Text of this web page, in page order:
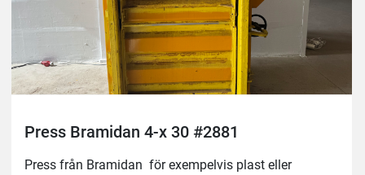
Press Bramidan 4-x 30 #2881
Press från Bramidan  för exempelvis plast eller